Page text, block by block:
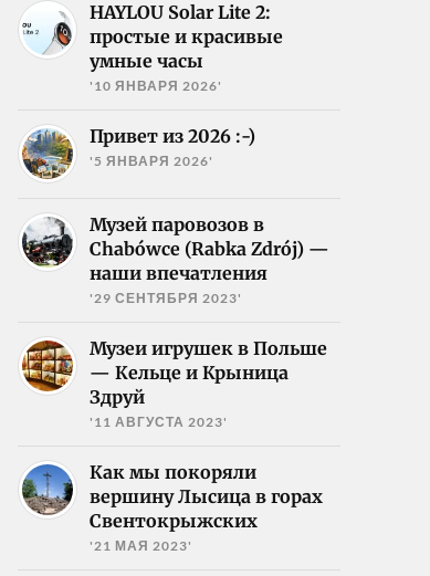
HAYLOU Solar Lite 2:
простые и красивые
умные часы
'10 ЯНВАРЯ 2026'
Привет из 2026 :-)
'5 ЯНВАРЯ 2026'
Музей паровозов в
Chabówce (Rabka Zdrój) —
наши впечатления
'29 СЕНТЯБРЯ 2023'
Музеи игрушек в Польше
— Кельце и Крыница
Здруй
'11 АВГУСТА 2023'
Как мы покоряли
вершину Лысица в горах
Свентокрыжских
'21 МАЯ 2023'